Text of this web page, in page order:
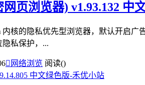
页浏览器) v1.93.132 中
内核的隐私优先型浏览器，默认开启
私保护，...
 网络浏览 阅读()